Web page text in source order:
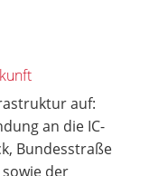
auf:
an die IC-
Bundesstraße
der